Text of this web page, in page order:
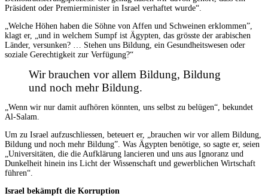
Präsident oder Premierminister in Israel verhaftet wurde“.
„Welche Höhen haben die Söhne von Affen und Schweinen erklommen”,
klagt er, „und in welchem Sumpf ist Ägypten, das grösste der arabischen
Länder, versunken? … Stehen uns Bildung, ein Gesundheitswesen oder
soziale Gerechtigkeit zur Verfügung?“
Wir brauchen vor allem Bildung, Bildung
und noch mehr Bildung.
„Wenn wir nur damit aufhören könnten, uns selbst zu belügen“, bekundet
Al-Salam.
Um zu Israel aufzuschliessen, beteuert er, „brauchen wir vor allem Bildung,
Bildung und noch mehr Bildung”. Was Ägypten benötige, so sagte er, seien
„Universitäten, die die Aufklärung lancieren und uns aus Ignoranz und
Dunkelheit hinein ins Licht der Wissenschaft und gewerblichen Wirtschaft
führen“.
Israel bekämpft die Korruption